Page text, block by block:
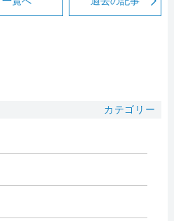
カテゴリー